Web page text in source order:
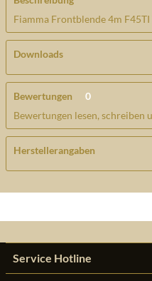
Fiamma Frontblende 4m
Downloads
Bewertungen
0
Bewertungen lesen, schreiben
Herstellerangaben
Service Hotline